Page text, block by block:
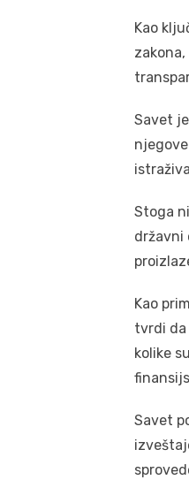
Kao
Savet
Stoga
državni
Kao
tvrdi da
kolike
Savet